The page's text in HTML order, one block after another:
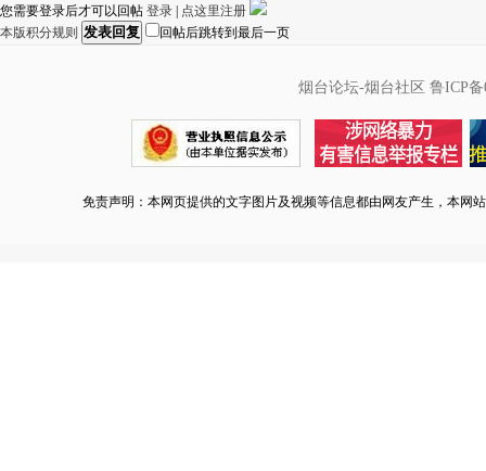
您需要登录后才可以回帖 登录
点这里注册
本版积分规则 发表回复 回帖后跳转到最后一页
烟台论坛-烟台社区 鲁ICP备
免责声明：本网页提供的文字图片及视频等信息都由网友产生，本网